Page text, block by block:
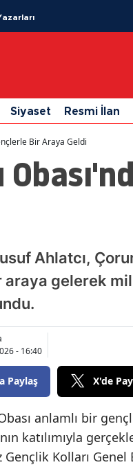
Siyaset Resmi İlan
Bir Araya Geldi
Ahlatcı,
araya gelerek
- 16:40
Paylaş X'de
anlamlı bir
katılımıyla
Kolları Genel